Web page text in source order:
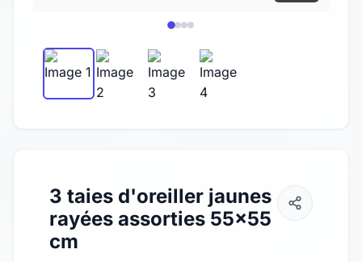
3 taies d'oreiller jaunes
rayées assorties 55x55
cm